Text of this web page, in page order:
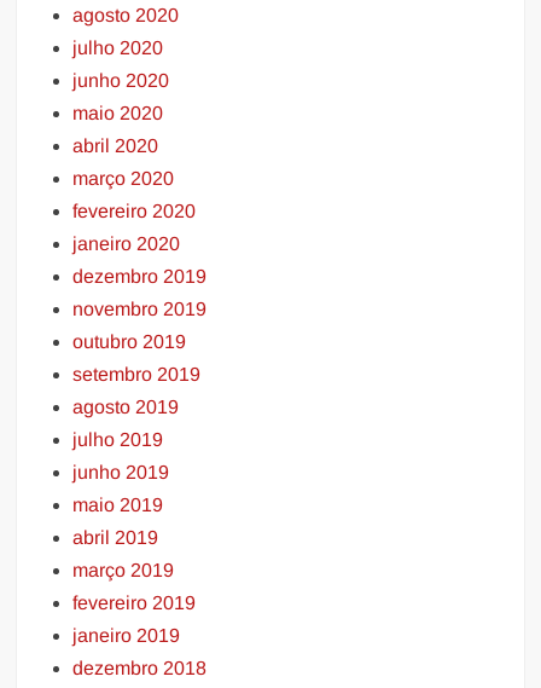
agosto 2020
julho 2020
junho 2020
maio 2020
abril 2020
março 2020
fevereiro 2020
janeiro 2020
dezembro 2019
novembro 2019
outubro 2019
setembro 2019
agosto 2019
julho 2019
junho 2019
maio 2019
abril 2019
março 2019
fevereiro 2019
janeiro 2019
dezembro 2018